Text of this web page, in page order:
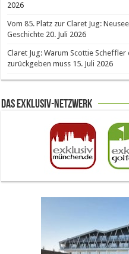
2026
Vom 85. Platz zur Claret Jug:
Geschichte 20. Juli 2026
Claret Jug: Warum Scottie
zurückgeben muss 15. Juli 2026
Das Exklusiv-Netzwerk